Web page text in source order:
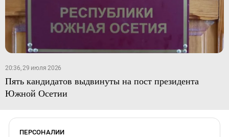
20:36, 29 июля 2026
Пять кандидатов выдвинуты на пост президента
Южной Осетии
ПЕРСОНАЛИИ